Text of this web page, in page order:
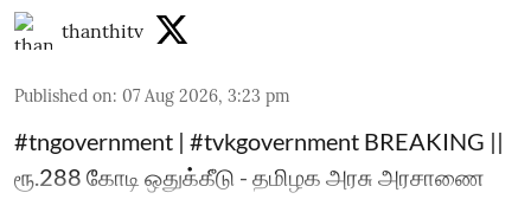
thanthitv
Published on: 07 Aug 2026, 3:23 pm
#tngovernment | #tvkgovernment BREAKING ||
ரூ.288 கோடி ஒதுக்கீடு - தமிழக அரசு அரசாணை